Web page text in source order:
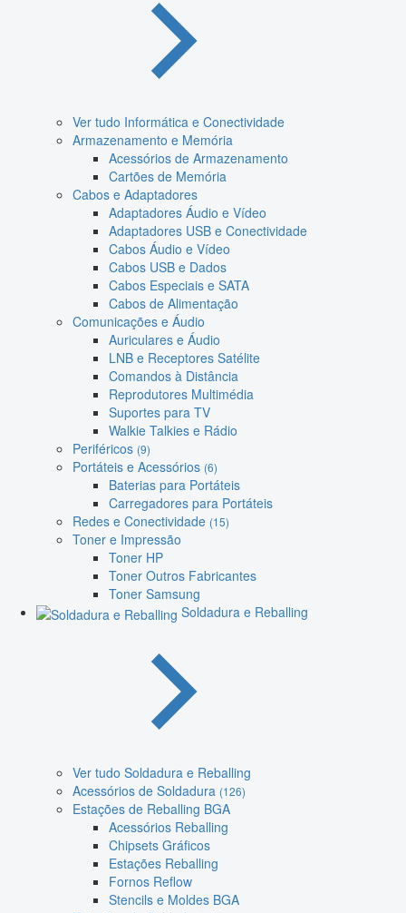
Ver tudo Informática e Conectividade
Armazenamento e Memória
Acessórios de Armazenamento
Cartões de Memória
Cabos e Adaptadores
Adaptadores Áudio e Vídeo
Adaptadores USB e Conectividade
Cabos Áudio e Vídeo
Cabos USB e Dados
Cabos Especiais e SATA
Cabos de Alimentação
Comunicações e Áudio
Auriculares e Áudio
LNB e Receptores Satélite
Comandos à Distância
Reprodutores Multimédia
Suportes para TV
Walkie Talkies e Rádio
Periféricos (9)
Portáteis e Acessórios (6)
Baterias para Portáteis
Carregadores para Portáteis
Redes e Conectividade (15)
Toner e Impressão
Toner HP
Toner Outros Fabricantes
Toner Samsung
Soldadura e Reballing
Ver tudo Soldadura e Reballing
Acessórios de Soldadura (126)
Estações de Reballing BGA
Acessórios Reballing
Chipsets Gráficos
Estações Reballing
Fornos Reflow
Stencils e Moldes BGA